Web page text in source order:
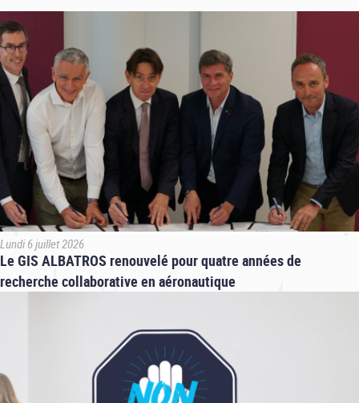
Lundi 6 juillet 2026
Le GIS ALBATROS renouvelé pour quatre années de
recherche collaborative en aéronautique